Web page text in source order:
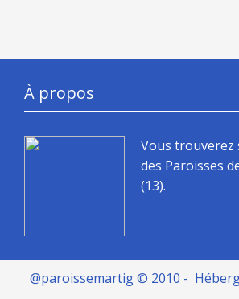
À propos
Vous trouverez
des Paroisses
(13).
@paroissemartig © 2010 -